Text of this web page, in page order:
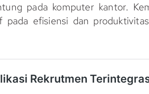
pada komputer kantor.
pada efisiensi dan